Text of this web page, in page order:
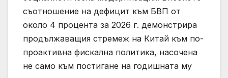
съотношение на дефицит към БВП от
около 4 процента за 2026 г. демонстрира
продължаващия стремеж на Китай към по-
проактивна фискална политика, насочена
не само към постигане на годишната му